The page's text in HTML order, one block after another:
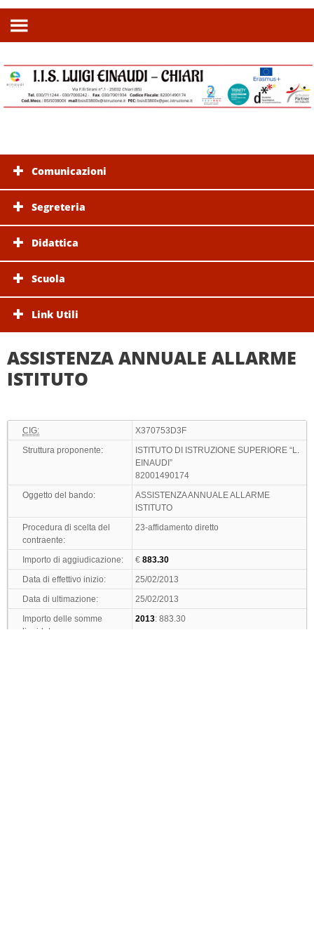
Comunicazioni
Segreteria
Didattica
Scuola
Link Utili
ASSISTENZA ANNUALE ALLARME
ISTITUTO
CIG:
X370753D3F
Struttura proponente:
ISTITUTO DI ISTRUZIONE SUPERIORE “L.
EINAUDI”
82001490174
Oggetto del bando:
ASSISTENZA ANNUALE ALLARME
ISTITUTO
Procedura di scelta del
contraente:
23-affidamento diretto
Importo di aggiudicazione: €883.30
Data di effettivo inizio:
25/02/2013
Data di ultimazione:
25/02/2013
Importo delle somme
liquidate:
2013: 883.30